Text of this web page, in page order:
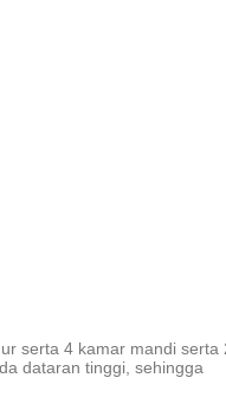
serta 4 kamar mandi serta
dataran tinggi, sehingga